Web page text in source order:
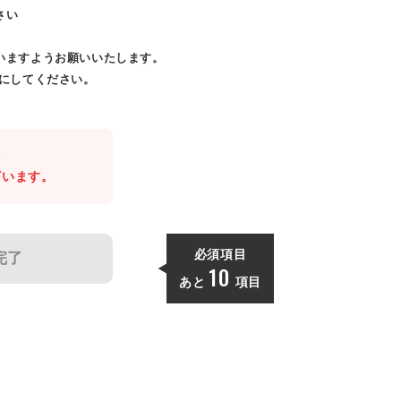
い
すようお願いいたします。
してください。
ます。
了 必須項目
あと 10 項目